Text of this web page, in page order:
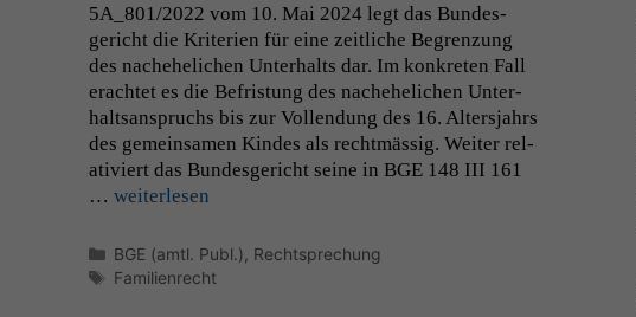
5A_801 /2022 vom 10. Mai 2024 legt das Bun­des­
gericht die Kri­te­rien für eine zeitliche Begren­zung
des nachehe­lichen Unter­halts dar. Im konkreten Fall
erachtet es die Befris­tung des nachehe­lichen Unter­
halt­sanspruchs bis zur Vol­len­dung des 16. Alter­s­jahrs
des gemein­samen Kindes als recht­mäs­sig. Weit­er rel­
a­tiviert das Bun­des­gericht seine in BGE148 III 161
… weit­er­lesen
Kategorien
BGE (amtl. Publ.) Rechtsprechung
Schlagwörter
Familienrecht